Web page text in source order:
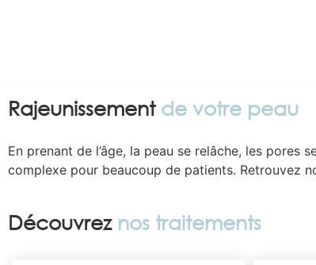
Rajeunissement de votre peau
En prenant de l’âge, la peau se relâche, les
complexe pour beaucoup de patients. Retrouvez
Découvrez nos traitements